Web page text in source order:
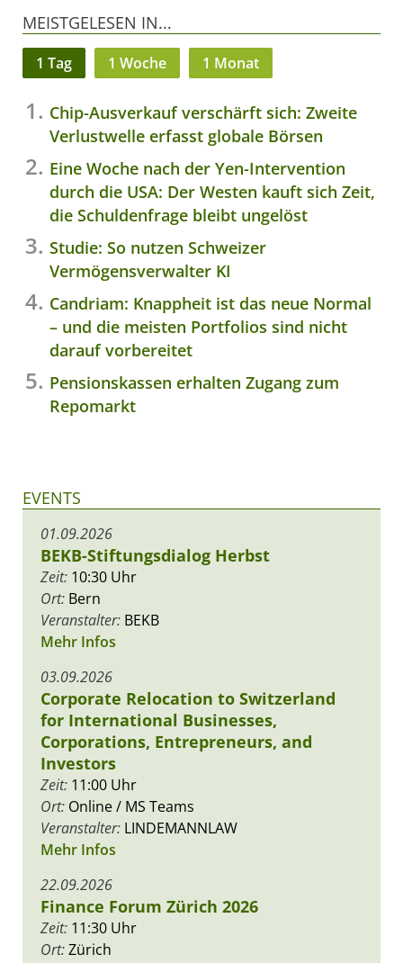
MEISTGELESEN IN...
1 Tag 1 Woche 1 Monat
Chip-Ausverkauf verschärft sich: Zweite
Verlustwelle erfasst globale Börsen
Eine Woche nach der Yen-Intervention
durch die USA: Der Westen kauft sich Zeit,
die Schuldenfrage bleibt ungelöst
Studie: So nutzen Schweizer
Vermögensverwalter KI
Candriam: Knappheit ist das neue Normal
– und die meisten Portfolios sind nicht
darauf vorbereitet
Pensionskassen erhalten Zugang zum
Repomarkt
EVENTS
01.09.2026
BEKB-Stiftungsdialog Herbst
Zeit: 10:30 Uhr
Ort: Bern
Veranstalter: BEKB
Mehr Infos
03.09.2026
Corporate Relocation to Switzerland
for International Businesses,
Corporations, Entrepreneurs, and
Investors
Zeit: 11:00 Uhr
Ort: Online / MS Teams
Veranstalter: LINDEMANNLAW
Mehr Infos
22.09.2026
Finance Forum Zürich 2026
Zeit: 11:30 Uhr
Ort:Zürich